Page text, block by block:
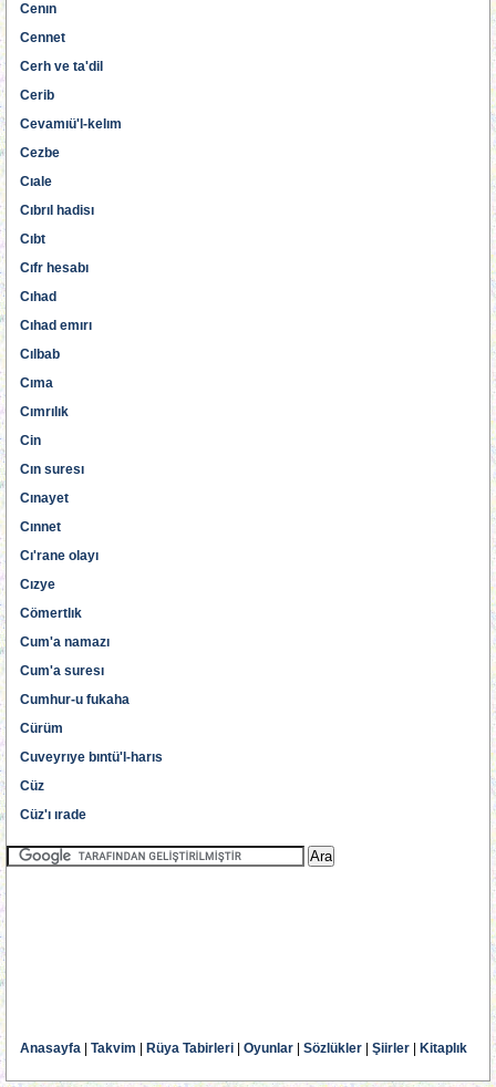
Cenın
Cennet
Cerh ve ta'dil
Cerib
Cevamıü'l-kelım
Cezbe
Cıale
Cıbrıl hadisı
Cıbt
Cıfr hesabı
Cıhad
Cıhad emırı
Cılbab
Cıma
Cımrılık
Cin
Cın suresı
Cınayet
Cınnet
Cı'rane olayı
Cızye
Cömertlık
Cum'a namazı
Cum'a suresı
Cumhur-u fukaha
Cürüm
Cuveyrıye bıntü'l-harıs
Cüz
Cüz'ı ırade
Anasayfa Takvim Rüya Tabirleri Oyunlar Sözlükler Şiirler Kitaplık